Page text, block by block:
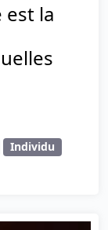
est la
Individu